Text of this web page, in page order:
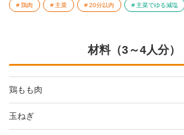
鶏肉 主菜 20分以内 主菜でゆる減塩
材料（3～4人分）
鶏もも肉
玉ねぎ